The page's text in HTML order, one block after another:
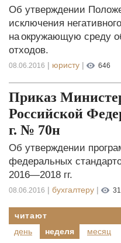
Об утверждении
исключения
на окружающую среду
отходов.
08.06.2016 | юристу | 646
Приказ
Российской
г. № 70н
Об утверждении
федеральных
2016—2018 гг.
08.06.2016 | бухгалтеру |
читают
день
неделя месяц